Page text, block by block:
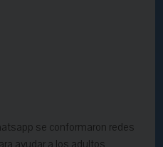
se conformaron redes